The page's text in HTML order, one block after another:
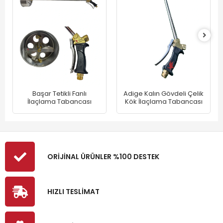
Başar Tetikli Fanlı
İlaçlama Tabancası
Adige Kalın Gövdeli Çelik
Kök İlaçlama Tabancası
ORİJİNAL ÜRÜNLER %100 DESTEK
HIZLI TESLİMAT